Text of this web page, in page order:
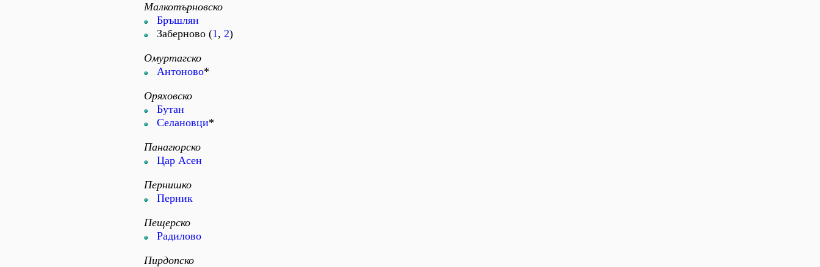
Малкотърновско
Бръшлян
Заберново (1, 2)
Омуртагско
Антоново*
Оряховско
Бутан
Селановци*
Панагюрско
Цар Асен
Пернишко
Перник
Пещерско
Радилово
Пирдопско